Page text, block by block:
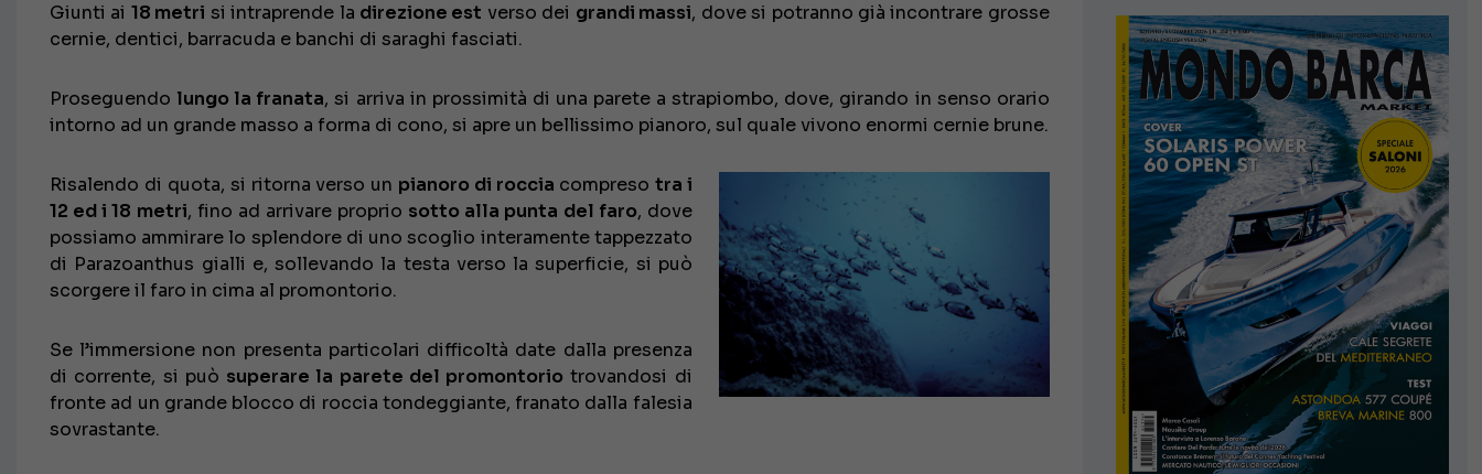
Giunti ai 18 metri si intraprende la direzione est verso dei grandi massi, dove si potranno già incontrare grosse
cernie, dentici, barracuda e banchi di saraghi fasciati.
Proseguendo lungo la franata, si arriva in prossimità di una parete a strapiombo, dove, girando in senso orario
intorno ad un grande masso a forma di cono, si apre un bellissimo pianoro, sul quale vivono enormi cernie brune.
Risalendo di quota, si ritorna verso un pianoro di roccia compreso tra i
12 ed i 18 metri, fino ad arrivare proprio sotto alla punta del faro, dove
possiamo ammirare lo splendore di uno scoglio interamente tappezzato
di Parazoanthus gialli e, sollevando la testa verso la superficie, si può
scorgere il faro in cima al promontorio.
Se l’immersione non presenta particolari difficoltà date dalla presenza
di corrente, si può superare la parete del promontorio trovandosi di
fronte ad un grande blocco di roccia tondeggiante, franato dalla falesia
sovrastante.